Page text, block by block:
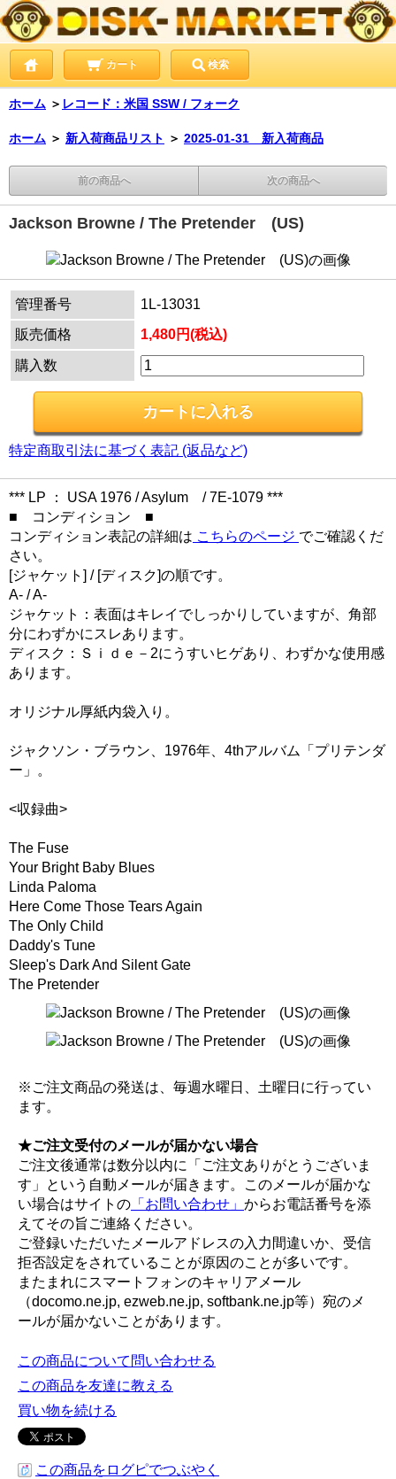
カート 検索
ホーム ＞ レコード：米国 SSW / フォーク
ホーム ＞ 新入荷商品リスト ＞ 2025-01-31 新入荷商品
前の商品へ 次の商品へ
Jackson Browne / The Pretender (US)
管理番号
1L-13031
販売価格
1,480円(税込)
購入数
特定商取引法に基づく表記 (返品など)
*** LP ： USA 1976 / Asylum / 7E-1079 ***
■ コンディション ■
コンディション表記の詳細は こちらのページ でご確認くだ
さい。
[ジャケット] / [ディスク]の順です。
A- / A-
ジャケット：表面はキレイでしっかりしていますが、角部
分にわずかにスレあります。
ディスク：Ｓｉｄｅ－2にうすいヒゲあり、わずかな使用感
あります。
オリジナル厚紙内袋入り。
ジャクソン・ブラウン、1976年、4thアルバム「プリテンダ
ー」。
<収録曲>
The Fuse
Your Bright Baby Blues
Linda Paloma
Here Come Those Tears Again
The Only Child
Daddy's Tune
Sleep's Dark And Silent Gate
The Pretender
※ご注文商品の発送は、毎週水曜日、土曜日に行ってい
ます。
★ご注文受付のメールが届かない場合
ご注文後通常は数分以内に「ご注文ありがとうございま
す」という自動メールが届きます。このメールが届かな
い場合はサイトの 「お問い合わせ」 からお電話番号を添
えてその旨ご連絡ください。
ご登録いただいたメールアドレスの入力間違いか、受信
拒否設定をされていることが原因のことが多いです。
またまれにスマートフォンのキャリアメール
（docomo.ne.jp, ezweb.ne.jp, softbank.ne.jp等）宛のメ
ールが届かないことがあります。
この商品について問い合わせる
この商品を友達に教える
買い物を続ける
この商品をログピでつぶやく